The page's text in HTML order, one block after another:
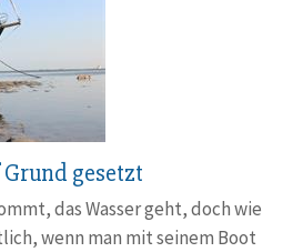
gesetzt
das Wasser geht, doch wie
wenn man mit seinem Boot